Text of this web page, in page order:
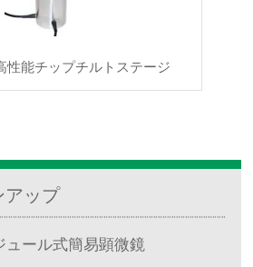
性能チップチルトステージ
アップ
ュール式簡易顕微鏡